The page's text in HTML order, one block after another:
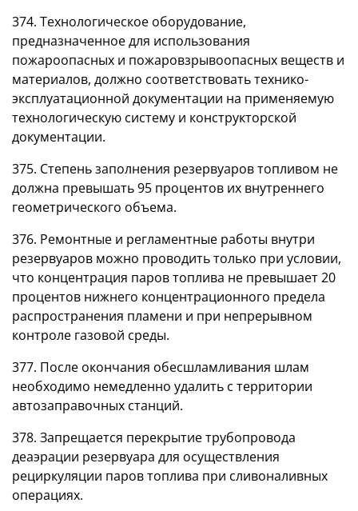
374. Технологическое оборудование,
предназначенное для использования
пожароопасных и пожаровзрывоопасных веществ и
материалов, должно соответствовать технико-
эксплуатационной документации на применяемую
технологическую систему и конструкторской
документации.
375. Степень заполнения резервуаров топливом не
должна превышать 95 процентов их внутреннего
геометрического объема.
376. Ремонтные и регламентные работы внутри
резервуаров можно проводить только при условии,
что концентрация паров топлива не превышает 20
процентов нижнего концентрационного предела
распространения пламени и при непрерывном
контроле газовой среды.
377. После окончания обесшламливания шлам
необходимо немедленно удалить с территории
автозаправочных станций.
378. Запрещается перекрытие трубопровода
деаэрации резервуара для осуществления
рециркуляции паров топлива при сливоналивных
операциях.